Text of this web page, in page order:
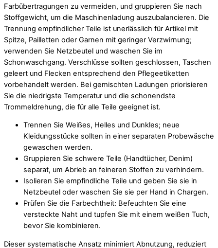
Farbübertragungen zu vermeiden, und gruppieren Sie nach
Stoffgewicht, um die Maschinenladung auszubalancieren. Die
Trennung empfindlicher Teile ist unerlässlich für Artikel mit
Spitze, Pailletten oder Garnen mit geringer Verzwirnung;
verwenden Sie Netzbeutel und waschen Sie im
Schonwaschgang. Verschlüsse sollten geschlossen, Taschen
geleert und Flecken entsprechend den Pflegeetiketten
vorbehandelt werden. Bei gemischten Ladungen priorisieren
Sie die niedrigste Temperatur und die schonendste
Trommeldrehung, die für alle Teile geeignet ist.
Trennen Sie Weißes, Helles und Dunkles; neue
Kleidungsstücke sollten in einer separaten Probewäsche
gewaschen werden.
Gruppieren Sie schwere Teile (Handtücher, Denim)
separat, um Abrieb an feineren Stoffen zu verhindern.
Isolieren Sie empfindliche Teile und geben Sie sie in
Netzbeutel oder waschen Sie sie per Hand in Chargen.
Prüfen Sie die Farbechtheit: Befeuchten Sie eine
versteckte Naht und tupfen Sie mit einem weißen Tuch,
bevor Sie kombinieren.
Dieser systematische Ansatz minimiert Abnutzung, reduziert